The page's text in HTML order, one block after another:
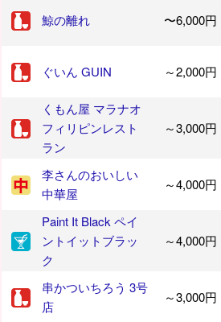
鯨の離れ 〜6,000円
ぐいん GUIN ～2,000円
くもん屋 マラナオ
フィリピンレスト
ラン
～3,000円
李さんのおいしい
中華屋
～4,000円
Paint It Black ペイ
ントイットブラッ
ク
～4,000円
串かついちろう 3号
店
～3,000円